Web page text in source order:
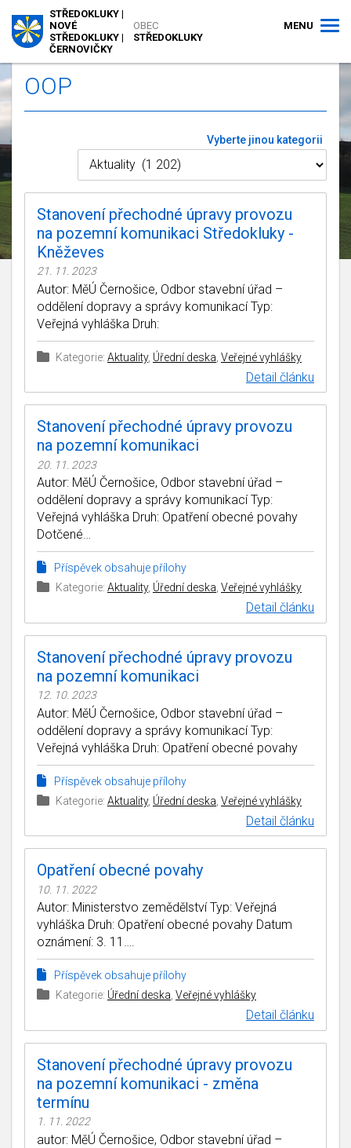
OBEC
STŘEDOKLUKY
STŘEDOKLUKY |
NOVÉ
STŘEDOKLUKY |
ČERNOVIČKY
MENU
OOP
Vyberte jinou kategorii
Stanovení přechodné úpravy provozu
na pozemní komunikaci Středokluky -
Kněževes
21. 11. 2023
Autor: MěÚ Černošice, Odbor stavební úřad –
oddělení dopravy a správy komunikací Typ:
Veřejná vyhláška Druh:
Kategorie: Aktuality, Úřední deska Veřejné vyhlášky
Detail článku
Stanovení přechodné úpravy provozu
na pozemní komunikaci
20. 11. 2023
Autor: MěÚ Černošice, Odbor stavební úřad –
oddělení dopravy a správy komunikací Typ:
Veřejná vyhláška Druh: Opatření obecné povahy
Dotčené…
Příspěvek obsahuje přílohy
Kategorie: Aktuality, Úřední deska, Veřejné vyhlášky
Detail článku
Stanovení přechodné úpravy provozu
na pozemní komunikaci
12. 10. 2023
Autor: MěÚ Černošice, Odbor stavební úřad –
oddělení dopravy a správy komunikací Typ:
Veřejná vyhláška Druh: Opatření obecné povahy
Příspěvek obsahuje přílohy
Kategorie: Aktuality, Úřední deska Veřejné vyhlášky
Detail článku
Opatření obecné povahy
10. 11. 2022
Autor: Ministerstvo zemědělství Typ: Veřejná
vyhláška Druh: Opatření obecné povahy Datum
oznámení: 3. 11….
Příspěvek obsahuje přílohy
Kategorie: Úřední deska, Veřejné vyhlášky
Detail článku
Stanovení přechodné úpravy provozu
na pozemní komunikaci - změna
termínu
1. 11. 2022
autor: MěÚ Černošice, Odbor stavební úřad –